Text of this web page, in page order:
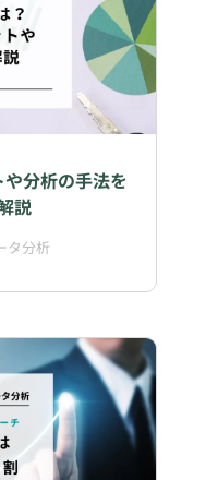
分析の手法を
説
タ分析